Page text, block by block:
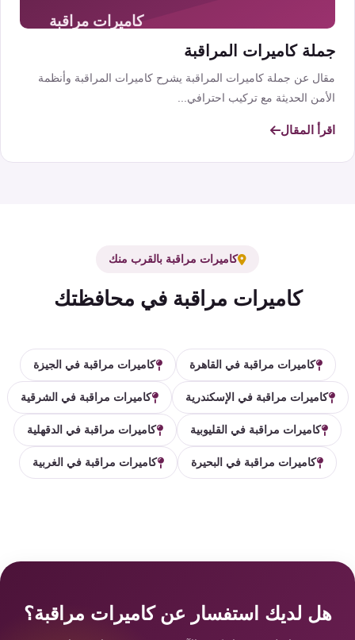
جملة كاميرات المراقبة
مقال عن جملة كاميرات المراقبة يشرح كاميرات المراقبة وأنظمة
الأمن الحديثة مع تركيب احترافي...
اقرأ المقال
كاميرات مراقبة بالقرب منك
كاميرات مراقبة في محافظتك
كاميرات مراقبة في القاهرة كاميرات مراقبة في الجيزة
كاميرات مراقبة في الإسكندرية كاميرات مراقبة في الشرقية
كاميرات مراقبة في القليوبية كاميرات مراقبة في الدقهلية
كاميرات مراقبة في البحيرة كاميرات مراقبة في الغربية
هل لديك استفسار عن كاميرات مراقبة؟